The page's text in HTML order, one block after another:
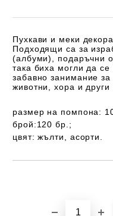
Пухкави и меки
Подходящи са за
(албуми), подаръчни
така биха могли да
забавно занимание
животни, хора и други
размер на помпона:
брой:120 бр.;
цвят: жълти, асорти.